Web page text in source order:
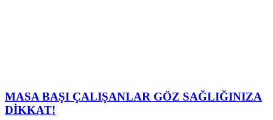
MASA BAŞI ÇALIŞANLAR GÖZ SAĞLIĞINIZA
DİKKAT!